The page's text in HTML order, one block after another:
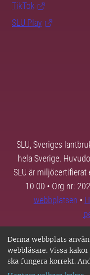
Denna webbplats
webbläsare. Vissa
ska fungera korrekt.
TikTok
SLU Play
SLU, Sveriges
hela Sverige.
SLU är miljöcertifierat
10 00 • Org nr:
webbplatsen •